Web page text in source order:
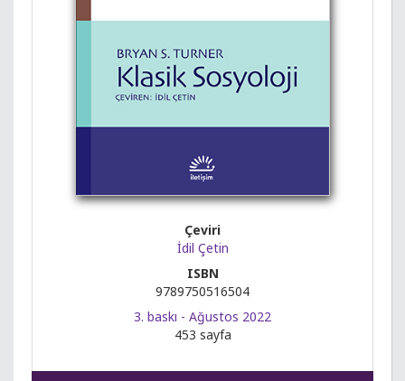
Çeviri
İdil Çetin
ISBN
9789750516504
3. baskı - Ağustos 2022
453 sayfa